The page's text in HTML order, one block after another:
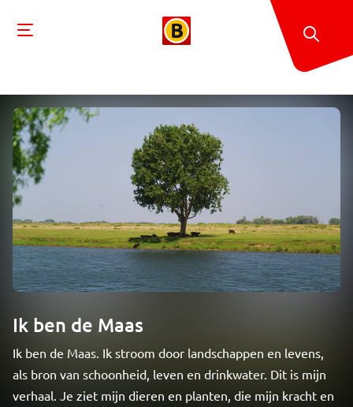
Ik ben de Maas
Ik ben de Maas. Ik stroom door landschappen en levens,
als bron van schoonheid, leven en drinkwater. Dit is mijn
verhaal. Je ziet mijn dieren en planten, die mijn kracht en